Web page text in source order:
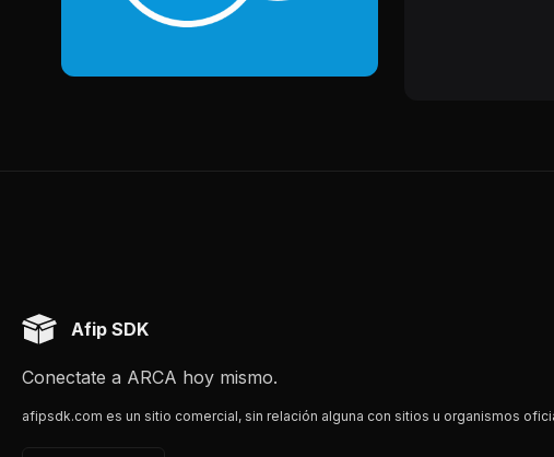
Afip SDK
Conectate a ARCA hoy mismo.
afipsdk.com es un sitio comercial, sin relación alguna con sitios u organismos